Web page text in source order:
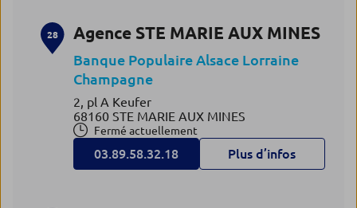
28 Agence STE MARIE AUX MINES
Banque Populaire Alsace Lorraine
Champagne
2, pl A Keufer
68160 STE MARIE AUX MINES
Fermé actuellement
03.89.58.32.18 Plus d’infos